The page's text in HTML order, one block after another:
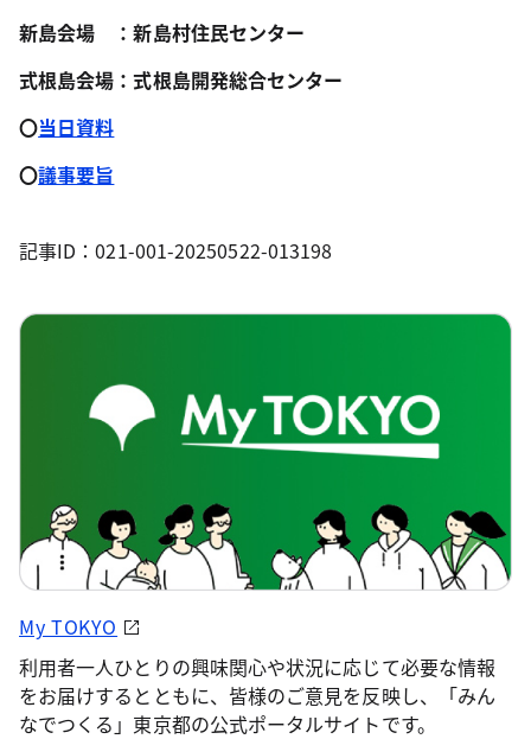
新島会場 ：新島村住民センター
式根島会場：式根島開発総合センター
〇当日資料
〇議事要旨
記事ID：021-001-20250522-013198
My TOKYO
利用者一人ひとりの興味関心や状況に応じて必要な情報
をお届けするとともに、皆様のご意見を反映し、「みん
なでつくる」東京都の公式ポータルサイトです。